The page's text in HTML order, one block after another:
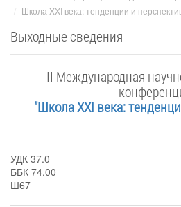
Школа XXI века: тенденции и
Выходные сведения
II Международная
"Школа XXI века:
УДК 37.0
ББК 74.00
Ш67